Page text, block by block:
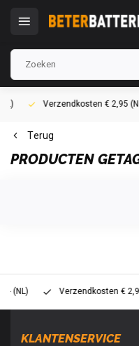
Verzendkosten € 2,95 (NL)
Terug
PRODUCTEN
Verzendkosten € 2,95 (NL)
KLANTENSERVICE